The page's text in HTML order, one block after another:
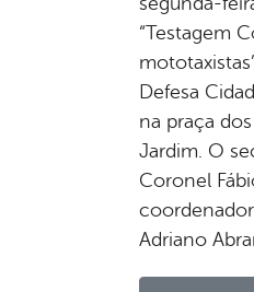
“Testagem
Defesa
na praça
Jardim. O
Coronel
Adriano